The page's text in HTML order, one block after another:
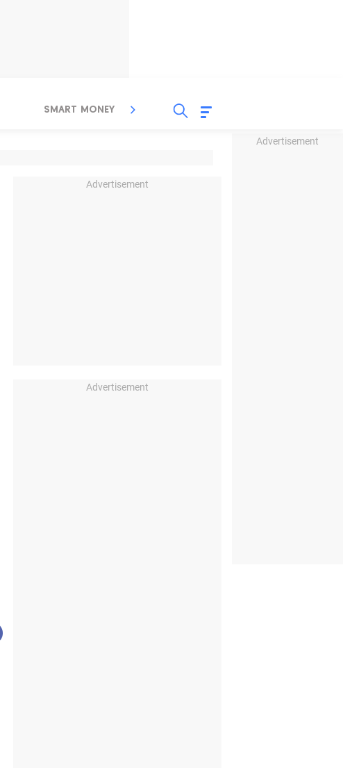
Advertisement
SMART MONEY INSPIRASI BISNIS
Advertisement
Advertisement